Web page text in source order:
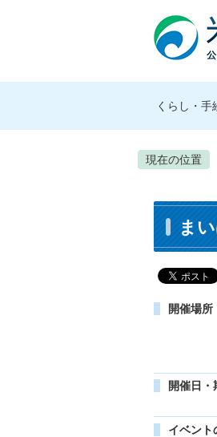
くらし・手
現在の位置
ま
開催場所
開催日・
イベント